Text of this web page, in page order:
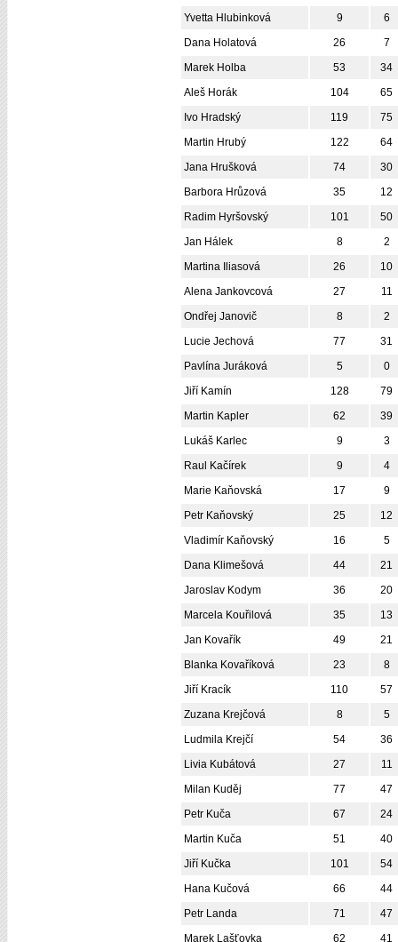
Yvetta Hlubinková
9
6
Dana Holatová
26
7
Marek Holba
53
34
Aleš Horák
104
65
Ivo Hradský
119
75
Martin Hrubý
122
64
Jana Hrušková
74
30
Barbora Hrůzová
35
12
Radim Hyršovský
101
50
Jan Hálek
8
2
Martina Iliasová
26
10
Alena Jankovcová
27
11
Ondřej Janovič
8
2
Lucie Jechová
77
31
Pavlína Juráková
5
0
Jiří Kamín
128
79
Martin Kapler
62
39
Lukáš Karlec
9
3
Raul Kačírek
9
4
Marie Kaňovská
17
9
Petr Kaňovský
25
12
Vladimír Kaňovský
16
5
Dana Klimešová
44
21
Jaroslav Kodym
36
20
Marcela Kouřilová
35
13
Jan Kovařík
49
21
Blanka Kovaříková
23
8
Jiří Kracík
110
57
Zuzana Krejčová
8
5
Ludmila Krejčí
54
36
Livia Kubátová
27
11
Milan Kuděj
77
47
Petr Kuča
67
24
Martin Kuča
51
40
Jiří Kučka
101
54
Hana Kučová
66
44
Petr Landa
71
47
Marek Lašťovka
62
41